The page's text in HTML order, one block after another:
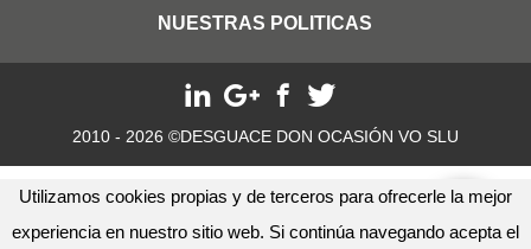
Utilizamos cookies propias y de terceros para ofrecerle la mejor
experiencia en nuestro sitio web. Si continúa navegando acepta el
NUESTRAS POLITICAS
2010 - 2026 ©DESGUACE DON OCASIÓN VO SLU